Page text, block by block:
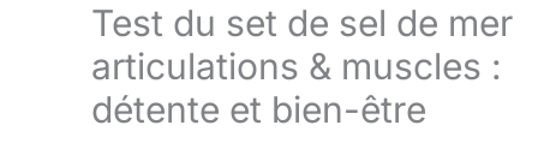
Test du set de sel de mer
articulations & muscles :
détente et bien-être